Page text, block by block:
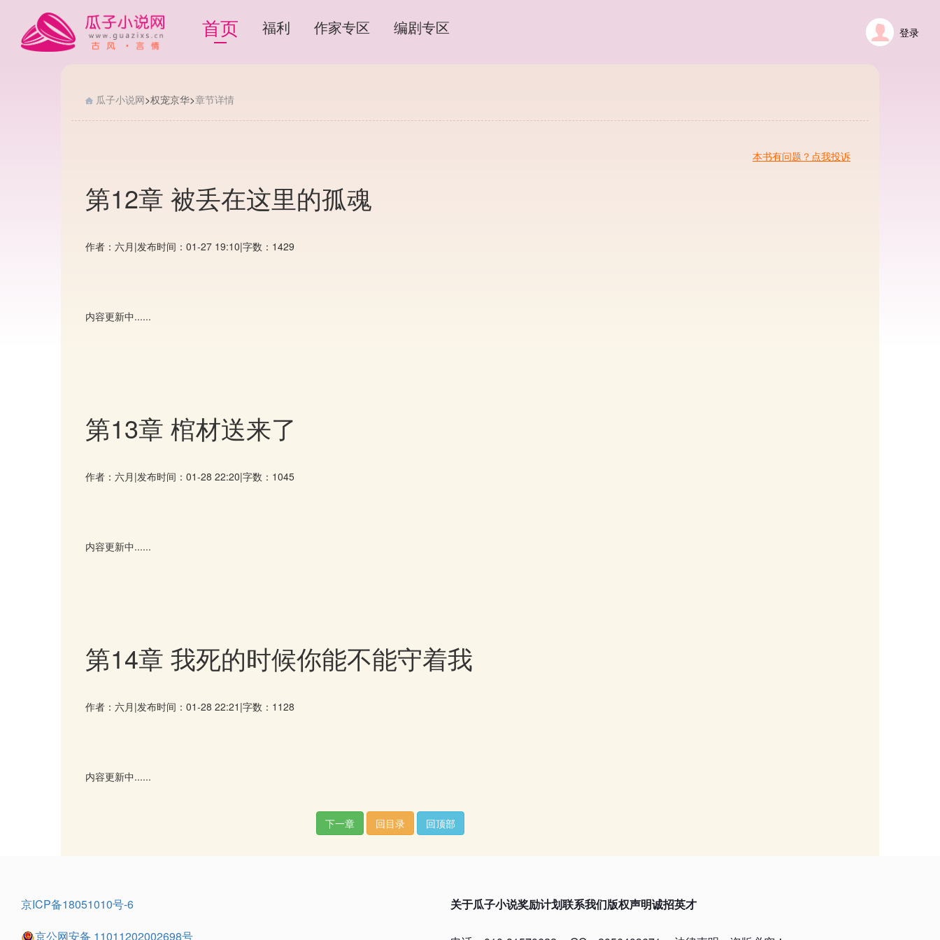
首页 福利 作家专区 编剧专区 登录
瓜子小说网>权宠京华>章节详情
本书有问题？点我投诉
第12章 被丢在这里的孤魂
作者：六月 |发布时间：01-27 19:10|字数：1429
内容更新中......
第13章 棺材送来了
作者：六月 |发布时间：01-28 22:20|字数：1045
内容更新中......
第14章 我死的时候你能不能守着我
作者：六月 |发布时间：01-28 22:21 |字数：1128
内容更新中......
下一章 回目录 回顶部
京ICP备18051010号-6
京公网安备 11011202002698号
关于瓜子小说奖励计划联系我们版权声明诚招英才